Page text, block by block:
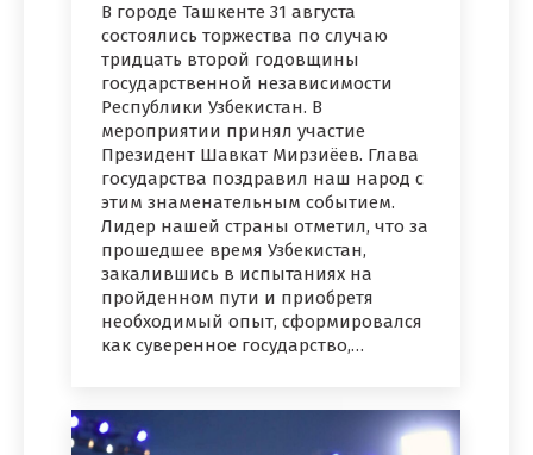
В городе Ташкенте 31 августа
состоялись торжества по случаю
тридцать второй годовщины
государственной независимости
Республики Узбекистан. В
мероприятии принял участие
Президент Шавкат Мирзиёев. Глава
государства поздравил наш народ с
этим знаменательным событием.
Лидер нашей страны отметил, что за
прошедшее время Узбекистан,
закалившись в испытаниях на
пройденном пути и приобретя
необходимый опыт, сформировался
как суверенное государство,…